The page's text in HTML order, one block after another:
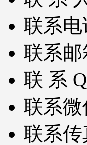
联系电
联系邮
联 系
联系微
联系传